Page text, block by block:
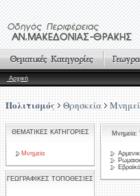
Αρχική
Πολιτισμός Θρησκεία
ΘΕΜΑΤΙΚΕΣ ΚΑΤΗΓΟΡΙΕΣ
Μνημεία
ΓΕΩΓΡΑΦΙΚΕΣ ΤΟΠΟΘΕΣΙΕΣ
Εβραϊκά